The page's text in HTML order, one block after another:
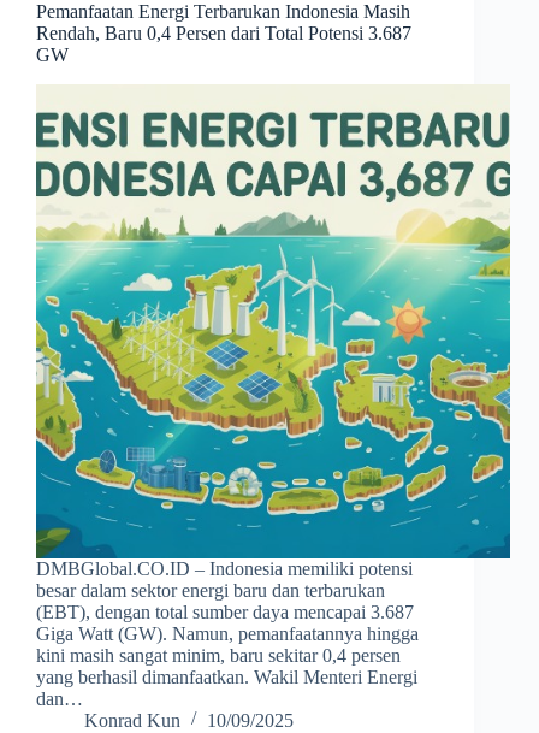
Pemanfaatan Energi Terbarukan Indonesia Masih
Rendah, Baru 0,4 Persen dari Total Potensi 3.687
GW
DMBGlobal.CO.ID – Indonesia memiliki potensi
besar dalam sektor energi baru dan terbarukan
(EBT), dengan total sumber daya mencapai 3.687
Giga Watt (GW). Namun, pemanfaatannya hingga
kini masih sangat minim, baru sekitar 0,4 persen
yang berhasil dimanfaatkan. Wakil Menteri Energi
dan…
Konrad Kun
10/09/2025